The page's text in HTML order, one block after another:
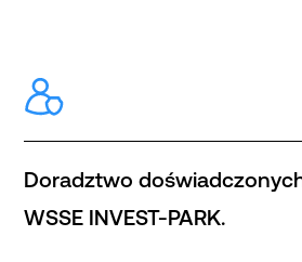
Doradztwo
WSSE INVEST-PARK.